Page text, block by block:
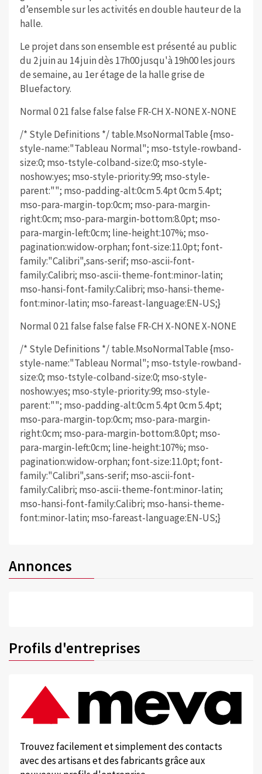
d’ensemble sur les activités en double hauteur de la
halle.
Le projet dans son ensemble est présenté au public
du 2 juin au 14 juin dès 17h00 jusqu'à 19h00 les jours
de semaine, au 1er étage de la halle grise de
Bluefactory.
Normal 0 21 false false false FR-CH X-NONE X-NONE
/* Style Definitions */ table.MsoNormalTable {mso-
style-name:"Tableau Normal"; mso-tstyle-rowband-
size:0; mso-tstyle-colband-size:0; mso-style-
noshow:yes; mso-style-priority:99; mso-style-
parent:""; mso-padding-alt:0cm 5.4pt 0cm 5.4pt;
mso-para-margin-top:0cm; mso-para-margin-
right:0cm; mso-para-margin-bottom:8.0pt; mso-
para-margin-left:0cm; line-height:107%; mso-
pagination:widow-orphan; font-size:11.0pt; font-
family:"Calibri",sans-serif; mso-ascii-font-
family:Calibri; mso-ascii-theme-font:minor-latin;
mso-hansi-font-family:Calibri; mso-hansi-theme-
font:minor-latin; mso-fareast-language:EN-US;}
Normal 0 21 false false false FR-CH X-NONE X-NONE
/* Style Definitions */ table.MsoNormalTable {mso-
style-name:"Tableau Normal"; mso-tstyle-rowband-
size:0; mso-tstyle-colband-size:0; mso-style-
noshow:yes; mso-style-priority:99; mso-style-
parent:""; mso-padding-alt:0cm 5.4pt 0cm 5.4pt;
mso-para-margin-top:0cm; mso-para-margin-
right:0cm; mso-para-margin-bottom:8.0pt; mso-
para-margin-left:0cm; line-height:107%; mso-
pagination:widow-orphan; font-size:11.0pt; font-
family:"Calibri",sans-serif; mso-ascii-font-
family:Calibri; mso-ascii-theme-font:minor-latin;
mso-hansi-font-family:Calibri; mso-hansi-theme-
font:minor-latin; mso-fareast-language:EN-US;}
Annonces
Profils d'entreprises
Trouvez facilement et simplement des contacts
avec des artisans et des fabricants grâce aux